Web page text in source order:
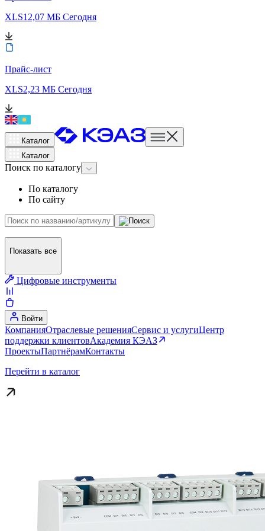
XLS12,07 МБ Сегодня
Прайс-лист
XLS2,23 МБ Сегодня
Каталог
Каталог
Поиск по каталогу
По каталогу
По сайту
Показать все
Цифровые инструменты
Войти
КомпанияОтраслевые решенияСервис и услугиЦентр
поддержки клиентовАкадемия КЭАЗ
ПроектыПартнёрамКонтакты
Перейти в каталог